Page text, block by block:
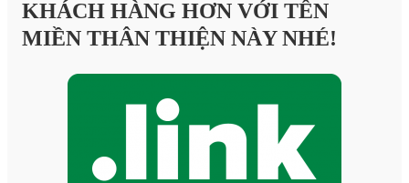
KHÁCH HÀNG HƠN VỚI TÊN
MIỀN THÂN THIỆN NÀY NHÉ!